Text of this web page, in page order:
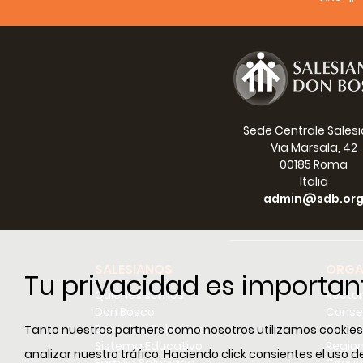
Tu privacidad es
Tanto nuestros partners como nosotros utilizamos
analizar nuestro tráfico. Haciendo click consientes el uso
di
esso
forte
sono
Sede Centrale
Via Marsala, 42
00185 Roma
Italia
admin@sdb.org
Quiénes somos
Santidad Salesiana
Sistema Educativo